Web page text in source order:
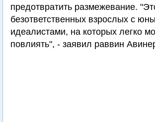
предотвратить размежевание.
безответственных взрослых с
идеалистами, на которых легко
повлиять", - заявил раввин